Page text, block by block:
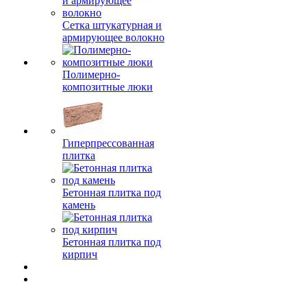
Сетка штукатурная и
армирующее волокно
Полимерно-
композитные люки
Гиперпрессованная
плитка
Бетонная плитка под
камень
Бетонная плитка под
кирпич